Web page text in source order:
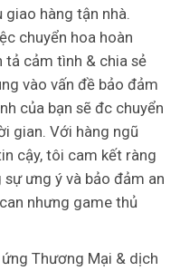
hàng tận nhà.
chuyển hoa hoàn
tả cảm tình & chia sẻ
vào vấn đề bảo đảm
của bạn sẽ đc chuyển
gian. Với hàng ngũ
cậy, tôi cam kết ràng
ưng ý và bảo đảm an
nhưng game thủ
Thương Mại & dịch